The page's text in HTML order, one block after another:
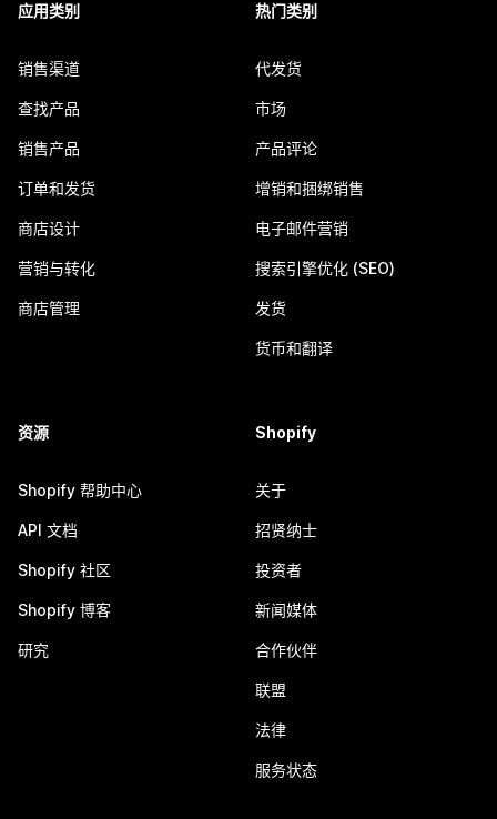
应用类别
销售渠道
查找产品
销售产品
订单和发货
商店设计
营销与转化
商店管理
热门类别
代发货
市场
产品评论
增销和捆绑销售
电子邮件营销
搜索引擎优化 (SEO)
发货
货币和翻译
资源
Shopify 帮助中心
API 文档
Shopify 社区
Shopify 博客
研究
Shopify
关于
招贤纳士
投资者
新闻媒体
合作伙伴
联盟
法律
服务状态